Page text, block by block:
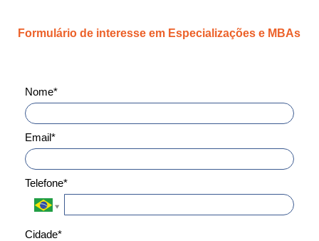
Formulário de interesse em Especializações e MBAs
Nome*
Email*
Telefone*
Cidade*